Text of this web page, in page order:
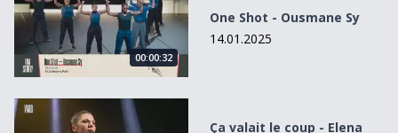
00:00:32
One Shot - Ousmane Sy
14.01.2025
Ça valait le coup - Elena Nagapetyan
Ça valait le coup - Elena